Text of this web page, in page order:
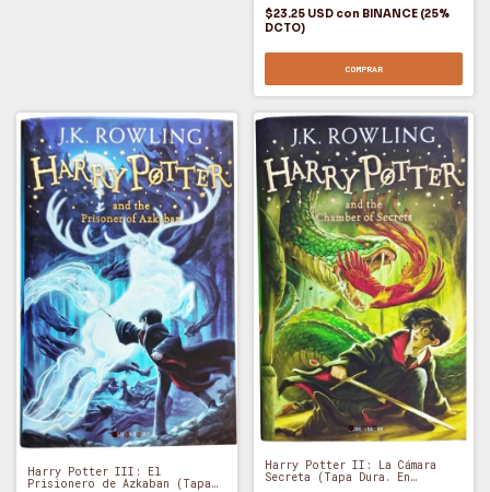
$23.25 USD con BINANCE (25%
DCTO)
COMPRAR
Harry Potter III: El
Prisionero de Azkaban (Tapa
Harry Potter II: La Cámara
Secreta (Tapa Dura. En